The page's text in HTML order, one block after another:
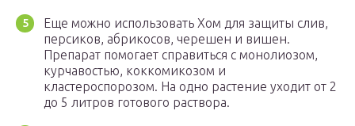
Еще можно использовать Хом для защиты слив,
персиков, абрикосов, черешен и вишен.
Препарат помогает справиться с монолиозом,
курчавостью, коккомикозом и
кластероспорозом. На одно растение уходит от 2
до 5 литров готового раствора.